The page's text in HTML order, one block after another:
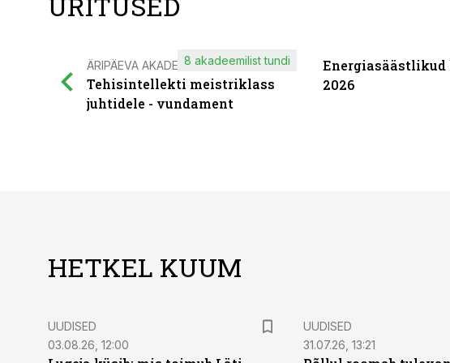
ÄRIPÄEVA AKADEEMIA
Tehisintellekti meistriklass
juhtidele - vundament
8 akadeemilist tundi
Energiasäästlikud
2026
HETKEL KUUM
UUDISED
03.08.26, 12:00
UUDISED
31.07.26, 13:21